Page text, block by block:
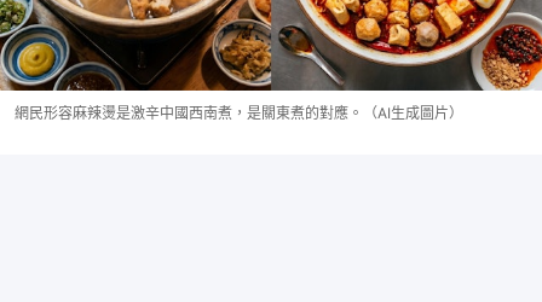
網民形容麻辣燙是激辛中國西南煮，是關東煮的對應。（AI生成圖片）